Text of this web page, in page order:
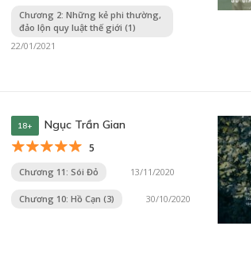
Chương 2: Những kẻ phi thường,
đảo lộn quy luật thế giới (1)
22/01/2021
18+ Ngục Trần Gian
5
Chương 11: Sói Đỏ 13/11/2020
Chương 10: Hồ Cạn (3) 30/10/2020